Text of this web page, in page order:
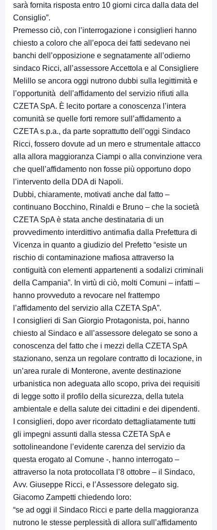
sarà fornita risposta entro 10 giorni circa dalla data del
Consiglio”.
Premesso ciò, con l’interrogazione i consiglieri hanno
chiesto a coloro che all’epoca dei fatti sedevano nei
banchi dell’opposizione e segnatamente all’odierno
sindaco Ricci, all’assessore Accettola e al Consigliere
Melillo se ancora oggi nutrono dubbi sulla legittimità e
l’opportunità dell’affidamento del servizio rifiuti alla
CZETA SpA. È lecito portare a conoscenza l’intera
comunità se quelle forti remore sull’affidamento a
CZETA s.p.a., da parte soprattutto dell’oggi Sindaco
Ricci, fossero dovute ad un mero e strumentale attacco
alla allora maggioranza Ciampi o alla convinzione vera
che quell’affidamento non fosse più opportuno dopo
l’intervento della DDA di Napoli.
Dubbi, chiaramente, motivati anche dal fatto –
continuano Bocchino, Rinaldi e Bruno – che la società
CZETA SpA è stata anche destinataria di un
provvedimento interdittivo antimafia dalla Prefettura di
Vicenza in quanto a giudizio del Prefetto “esiste un
rischio di contaminazione mafiosa attraverso la
contiguità con elementi appartenenti a sodalizi criminali
della Campania”. In virtù di ciò, molti Comuni – infatti –
hanno provveduto a revocare nel frattempo
l’affidamento del servizio alla CZETA SpA”.
I consiglieri di San Giorgio Protagonista, poi, hanno
chiesto al Sindaco e all’assessore delegato se sono a
conoscenza del fatto che i mezzi della CZETA SpA
stazionano, senza un regolare contratto di locazione, in
un’area rurale di Monterone, avente destinazione
urbanistica non adeguata allo scopo, priva dei requisiti
di legge sotto il profilo della sicurezza, della tutela
ambientale e della salute dei cittadini e dei dipendenti.
I consiglieri, dopo aver ricordato dettagliatamente tutti
gli impegni assunti dalla stessa CZETA SpA e
sottolineandone l’evidente carenza del servizio da
questa erogato al Comune -, hanno interrogato –
attraverso la nota protocollata l’8 ottobre – il Sindaco,
Avv. Giuseppe Ricci, e l’Assessore delegato sig.
Giacomo Zampetti chiedendo loro:
“se ad oggi il Sindaco Ricci e parte della maggioranza
nutrono le stesse perplessità di allora sull’affidamento